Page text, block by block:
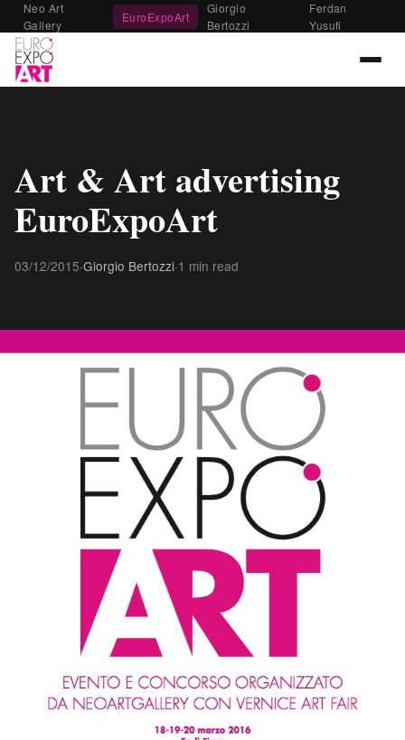
Neo Art
Gallery
EuroExpoArt
Giorgio
Bertozzi
Ferdan
Yusufi
Art & Art advertising
EuroExpoArt
03/12/2015·Giorgio Bertozzi·1 min read